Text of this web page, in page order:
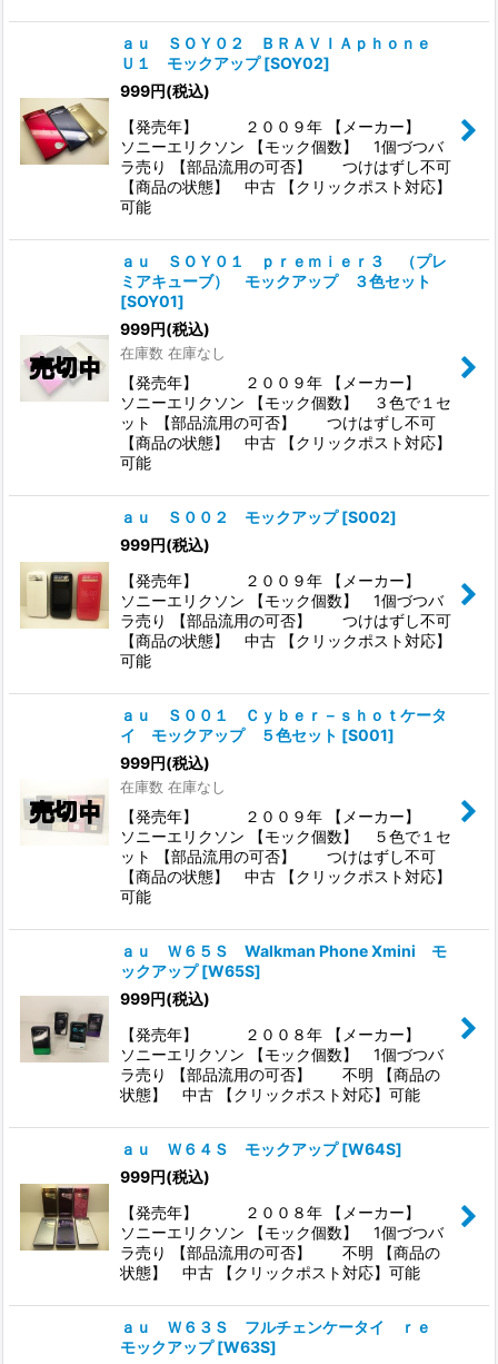
ａｕ ＳＯＹ０２ ＢＲＡＶＩＡｐｈｏｎｅ
Ｕ１ モックアップ [SOY02]
999円(税込)
【発売年】 ２００９年 【メーカー】
ソニーエリクソン 【モック個数】 1個づつバ
ラ売り 【部品流用の可否】 つけはずし不可
【商品の状態】 中古 【クリックポスト対応】
可能
ａｕ ＳＯＹ０１ ｐｒｅｍｉｅｒ３ （プレ
ミアキューブ） モックアップ ３色セット
[SOY01]
999円(税込)
在庫数 在庫なし
【発売年】 ２００９年 【メーカー】
ソニーエリクソン 【モック個数】 ３色で１セ
ット 【部品流用の可否】 つけはずし不可
【商品の状態】 中古 【クリックポスト対応】
可能
ａｕ Ｓ００２ モックアップ [S002]
999円(税込)
【発売年】 ２００９年 【メーカー】
ソニーエリクソン 【モック個数】 1個づつバ
ラ売り 【部品流用の可否】 つけはずし不可
【商品の状態】 中古 【クリックポスト対応】
可能
ａｕ Ｓ００１ Ｃｙｂｅｒ－ｓｈｏｔケータ
イ モックアップ ５色セット [S001]
999円(税込)
在庫数 在庫なし
【発売年】 ２００９年 【メーカー】
ソニーエリクソン 【モック個数】 ５色で１セ
ット 【部品流用の可否】 つけはずし不可
【商品の状態】 中古 【クリックポスト対応】
可能
ａｕ Ｗ６５Ｓ Walkman Phone Xmini モ
ックアップ [W65S]
999円(税込)
【発売年】 ２００８年 【メーカー】
ソニーエリクソン 【モック個数】 1個づつバ
ラ売り 【部品流用の可否】 不明 【商品の
状態】 中古 【クリックポスト対応】可能
ａｕ Ｗ６４Ｓ モックアップ [W64S]
999円(税込)
【発売年】 ２００８年 【メーカー】
ソニーエリクソン 【モック個数】 1個づつバ
ラ売り 【部品流用の可否】 不明 【商品の
状態】 中古 【クリックポスト対応】可能
ａｕ Ｗ６３Ｓ フルチェンケータイ ｒｅ
モックアップ [W63S]